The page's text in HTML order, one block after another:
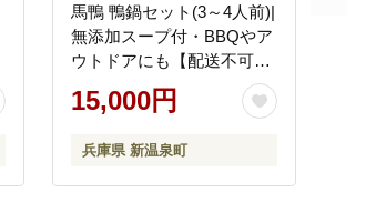
馬鴨 鴨鍋セット(3～4人前)|
無添加スープ付・BBQやア
ウトドアにも【配送不可地
域：離島】
15,000円
兵庫県 新温泉町